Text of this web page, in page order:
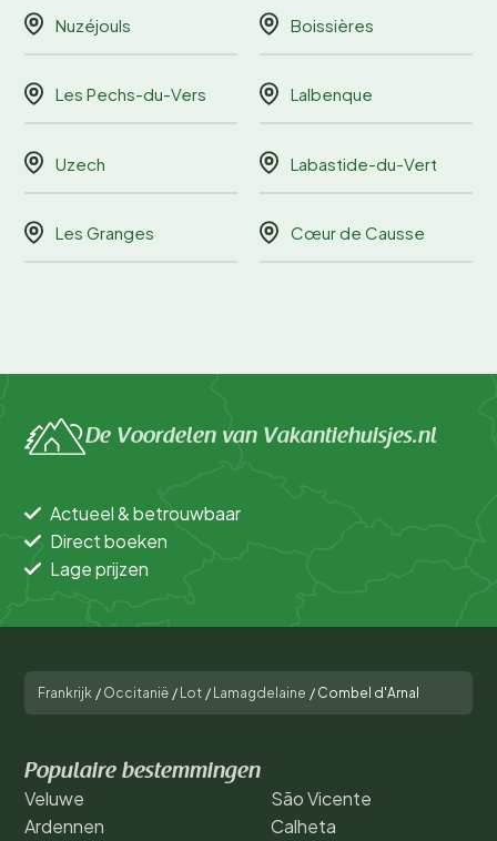
Nuzéjouls Boissières
Les Pechs-du-Vers Lalbenque
Uzech Labastide-du-Vert
Les Granges Cœur de Causse
De Voordelen van Vakantiehuisjes.nl
Actueel & betrouwbaar
Direct boeken
Lage prijzen
Frankrijk / Occitanië / Lot / Lamagdelaine / Combel d'Arnal
Populaire bestemmingen
Veluwe
Ardennen
São Vicente
Calheta